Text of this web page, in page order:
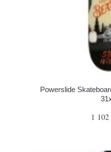
Powerslide
1